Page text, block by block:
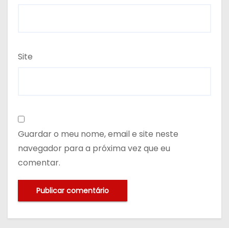
Site
Guardar o meu nome, email e site neste
navegador para a próxima vez que eu
comentar.